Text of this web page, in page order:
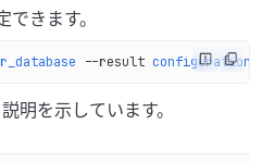
きます。
--result configuration
明を示しています。